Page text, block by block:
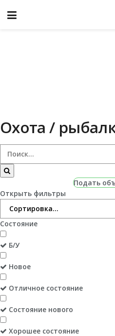
Охота /
Подать
Открыть фильтры
Состояние
Б/У
Новое
Отличное состояние
Состояние нового
Хорошее состояние